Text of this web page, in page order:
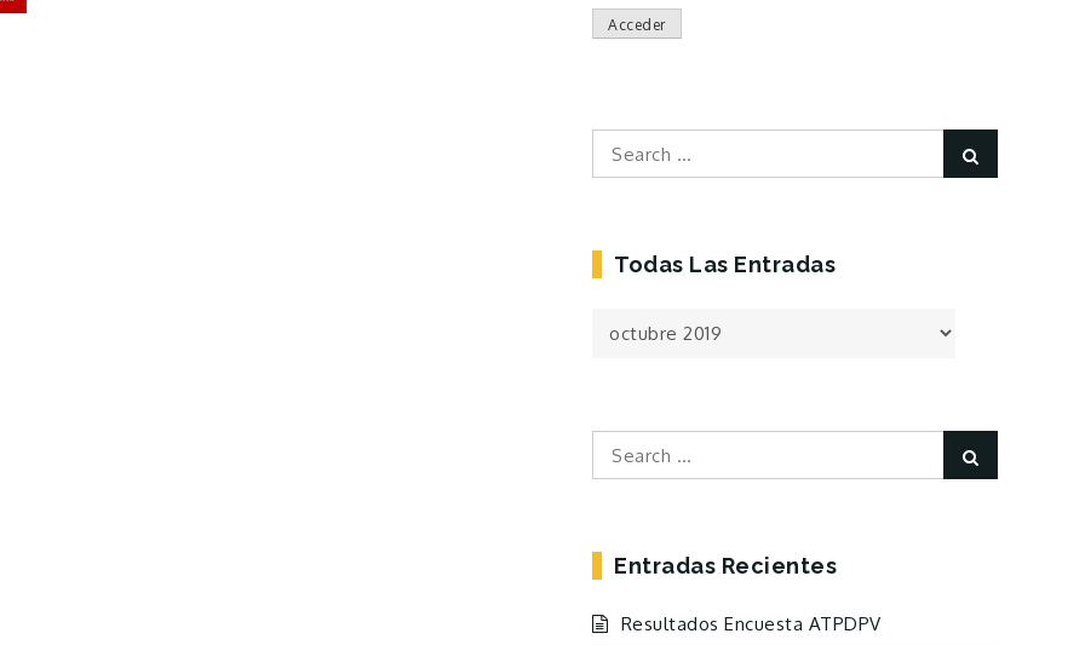
Acceder
Search
for:
Todas Las Entradas
Search
for:
Entradas Recientes
Resultados Encuesta ATPDPV